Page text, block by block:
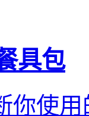
具包
你使